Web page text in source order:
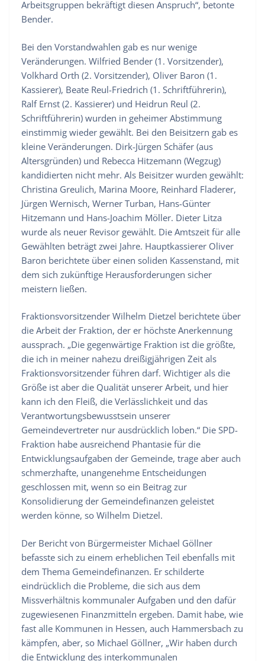
Arbeitsgruppen bekräftigt diesen Anspruch“, betonte
Bender.
Bei den Vorstandwahlen gab es nur wenige
Veränderungen. Wilfried Bender (1. Vorsitzender),
Volkhard Orth (2. Vorsitzender), Oliver Baron (1.
Kassierer), Beate Reul-Friedrich (1. Schriftführerin),
Ralf Ernst (2. Kassierer) und Heidrun Reul (2.
Schriftführerin) wurden in geheimer Abstimmung
einstimmig wieder gewählt. Bei den Beisitzern gab es
kleine Veränderungen. Dirk-Jürgen Schäfer (aus
Altersgründen) und Rebecca Hitzemann (Wegzug)
kandidierten nicht mehr. Als Beisitzer wurden gewählt:
Christina Greulich, Marina Moore, Reinhard Fladerer,
Jürgen Wernisch, Werner Turban, Hans-Günter
Hitzemann und Hans-Joachim Möller. Dieter Litza
wurde als neuer Revisor gewählt. Die Amtszeit für alle
Gewählten beträgt zwei Jahre. Hauptkassierer Oliver
Baron berichtete über einen soliden Kassenstand, mit
dem sich zukünftige Herausforderungen sicher
meistern ließen.
Fraktionsvorsitzender Wilhelm Dietzel berichtete über
die Arbeit der Fraktion, der er höchste Anerkennung
aussprach. „Die gegenwärtige Fraktion ist die größte,
die ich in meiner nahezu dreißigjährigen Zeit als
Fraktionsvorsitzender führen darf. Wichtiger als die
Größe ist aber die Qualität unserer Arbeit, und hier
kann ich den Fleiß, die Verlässlichkeit und das
Verantwortungsbewusstsein unserer
Gemeindevertreter nur ausdrücklich loben.“ Die SPD-
Fraktion habe ausreichend Phantasie für die
Entwicklungsaufgaben der Gemeinde, trage aber auch
schmerzhafte, unangenehme Entscheidungen
geschlossen mit, wenn so ein Beitrag zur
Konsolidierung der Gemeindefinanzen geleistet
werden könne, so Wilhelm Dietzel.
Der Bericht von Bürgermeister Michael Göllner
befasste sich zu einem erheblichen Teil ebenfalls mit
dem Thema Gemeindefinanzen. Er schilderte
eindrücklich die Probleme, die sich aus dem
Missverhältnis kommunaler Aufgaben und den dafür
zugewiesenen Finanzmitteln ergeben. Damit habe, wie
fast alle Kommunen in Hessen, auch Hammersbach zu
kämpfen, aber, so Michael Göllner, „Wir haben durch
die Entwicklung des interkommunalen